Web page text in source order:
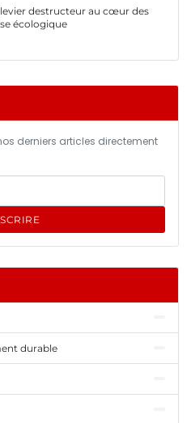
destructeur au cœur des
écologique
derniers articles directement
durable